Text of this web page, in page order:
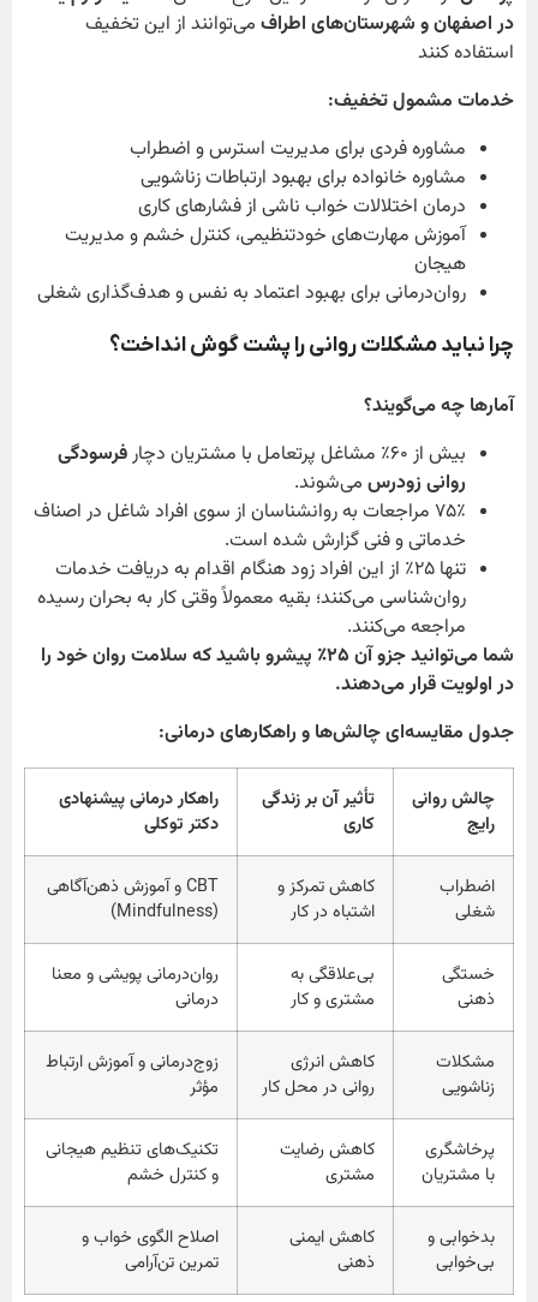
در اصفهان و شهرستان‌های اطرافمی‌توانند از این تخفیف
استفاده کنند
خدمات مشمول تخفیف:
مشاوره فردی برای مدیریت استرس و اضطراب
مشاوره خانواده برای بهبود ارتباطات زناشویی
درمان اختلالات خواب ناشی از فشارهای کاری
آموزش مهارت‌های خودتنظیمی، کنترل خشم و مدیریت
هیجان
روان‌درمانی برای بهبود اعتماد به نفس و هدف‌گذاری شغلی
چرا نباید مشکلات روانی را پشت گوش انداخت؟
آمارها چه می‌گویند؟
بیش از ۶۰٪ مشاغل پرتعامل با مشتریان دچار
فرسودگی
روانی زودرسمی‌شوند.
۷۵٪ مراجعات به روانشناسان از سوی افراد شاغل در اصناف
خدماتی و فنی گزارش شده است.
تنها ۲۵٪ از این افراد زود هنگام اقدام به دریافت خدمات
روان‌شناسی می‌کنند؛ بقیه معمولاً وقتی کار به بحران رسیده
مراجعه می‌کنند.
شما می‌توانید جزو آن۲۵٪ پیشرو باشید که سلامت روان خود را
در اولویت قرار می‌دهند.
جدول مقایسه‌ای چالش‌ها و راهکارهای درمانی:
چالش روانی
رایج
تأثیر آن بر زندگی
کاری
راهکار درمانی پیشنهادی
دکتر توکلی
اضطراب
شغلی
کاهش تمرکز و
اشتباه در کار
CBT و آموزش ذهن‌آگاهی
خستگی
ذهنی
بی‌علاقگی به
مشتری و کار
روان‌درمانی پویشی و معنا
درمانی
مشکلات
زناشویی
کاهش انرژی
روانی در محل کار
زوج‌درمانی و آموزش ارتباط
مؤثر
پرخاشگری
با مشتریان
کاهش رضایت
مشتری
تکنیک‌های تنظیم هیجانی
و کنترل خشم
بدخوابی و
بی‌خوابی
کاهش ایمنی
ذهنی
اصلاح الگوی خواب و
تمرین تن‌آرامی